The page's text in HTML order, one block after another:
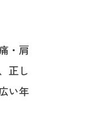
・肩
正し
い年